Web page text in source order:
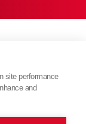
site performance
and